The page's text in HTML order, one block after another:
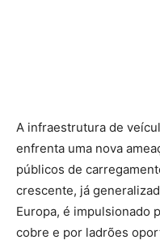
A infraestrutura de
enfrenta uma nova
públicos de
crescente, já
Europa, é impulsionado
cobre e por ladrões